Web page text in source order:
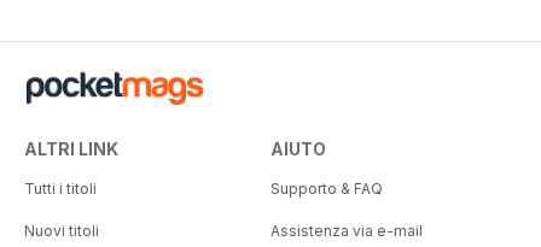
ALTRI LINK
Tutti i titoli
Nuovi titoli
AIUTO
Supporto & FAQ
Assistenza via e-mail